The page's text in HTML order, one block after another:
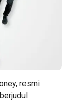
resmi